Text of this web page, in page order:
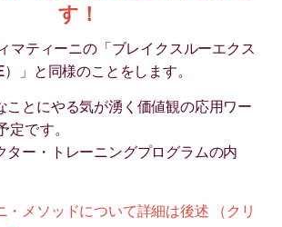
す！
マティーニの「ブレイクスルーエクス
」と同様のことをします。
ことにやる気が湧く価値観の応用ワー
定です。
ター・トレーニングプログラムの内
メソッドについて詳細は後述 （クリ